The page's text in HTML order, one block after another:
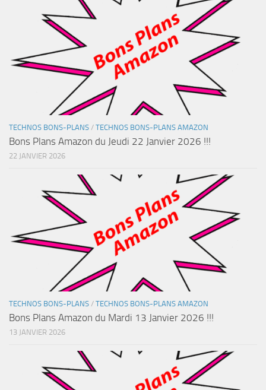
TECHNOS BONS-PLANS / TECHNOS BONS-PLANS AMAZON
Bons Plans Amazon du Jeudi 22 Janvier 2026 !!!
22 JANVIER 2026
TECHNOS BONS-PLANS / TECHNOS BONS-PLANS AMAZON
Bons Plans Amazon du Mardi 13 Janvier 2026 !!!
13 JANVIER 2026